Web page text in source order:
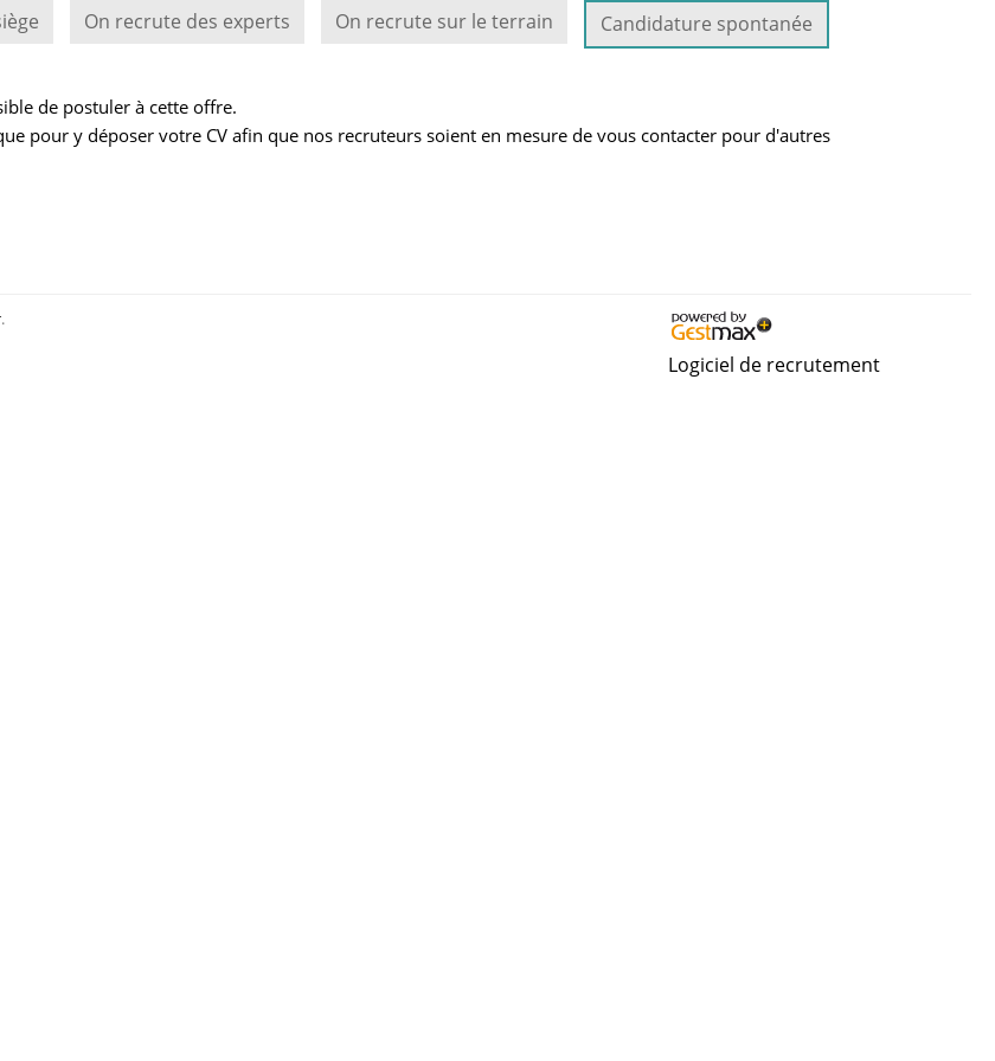
On recrute des experts On recrute sur le terrain Candidature spontanée
de postuler à cette offre.
pour y déposer votre CV afin que nos recruteurs soient en mesure de vous contacter pour d'autres
.
Logiciel de recrutement